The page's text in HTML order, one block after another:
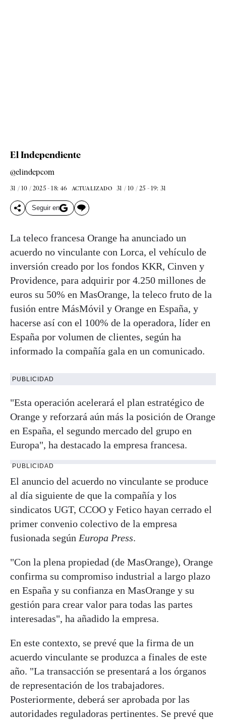
El Independiente
@elindepcom
31 / 10 / 2025 - 18: 46 ACTUALIZADO 31 / 10 / 25 - 19: 31
Seguir en
La teleco francesa Orange ha anunciado un
acuerdo no vinculante con Lorca, el vehículo de
inversión creado por los fondos KKR, Cinven y
Providence, para adquirir por 4.250 millones de
euros su 50% en MasOrange, la teleco fruto de la
fusión entre MásMóvil y Orange en España, y
hacerse así con el 100% de la operadora, líder en
España por volumen de clientes, según ha
informado la compañía gala en un comunicado.
PUBLICIDAD
"Esta operación acelerará el plan estratégico de
Orange y reforzará aún más la posición de Orange
en España, el segundo mercado del grupo en
Europa", ha destacado la empresa francesa.
PUBLICIDAD
El anuncio del acuerdo no vinculante se produce
al día siguiente de que la compañía y los
sindicatos UGT, CCOO y Fetico hayan cerrado el
primer convenio colectivo de la empresa
fusionada según Europa Press.
"Con la plena propiedad (de MasOrange), Orange
confirma su compromiso industrial a largo plazo
en España y su confianza en MasOrange y su
gestión para crear valor para todas las partes
interesadas", ha añadido la empresa.
En este contexto, se prevé que la firma de un
acuerdo vinculante se produzca a finales de este
año. "La transacción se presentará a los órganos
de representación de los trabajadores.
Posteriormente, deberá ser aprobada por las
autoridades reguladoras pertinentes. Se prevé que